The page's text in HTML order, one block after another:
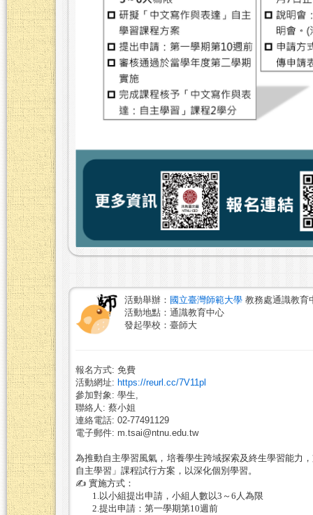
活動舉辦： 國立臺灣師範大學 教務處通識教育
活動地點：通識教育中心
發起學校：臺師大
報名方式: 免費
活動網址: https://reurl.cc/7V11pl
參加對象: 學生,
聯絡人: 蔡小姐
連絡電話: 02-77491129
電子郵件: m.tsai@ntnu.edu.tw
為推動自主學習風氣，培養學生跨域探索及終生學習能力
自主學習」課程試行方案，以深化個別學習。
✍ 實施方式：
1.以小組提出申請，小組人數以3 ～ 6 人為限
2.提出申請：第一學期第10週前